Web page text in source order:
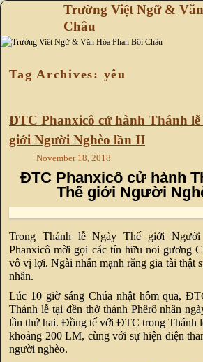
Trường Việt Ngữ &
Châu
Tag Archives: yêu
ĐTC Phanxicô cử hành Thánh lễ
giới Người Nghèo lần II
November 18, 2018
ĐTC Phanxicô cử hành
Thế giới Người
Trong Thánh lễ Ngày Thế giới
Phanxicô mời gọi các tín hữu noi gương
vô vị lợi. Ngài nhấn mạnh rằng gia tài thật
nhân.
Lúc 10 giờ sáng Chúa nhật hôm qua,
Thánh lễ tại đền thờ thánh Phêrô nhân
lần thứ hai. Đồng tế với ĐTC trong Thánh
khoảng 200 LM, cùng với sự hiện diện
người nghèo.